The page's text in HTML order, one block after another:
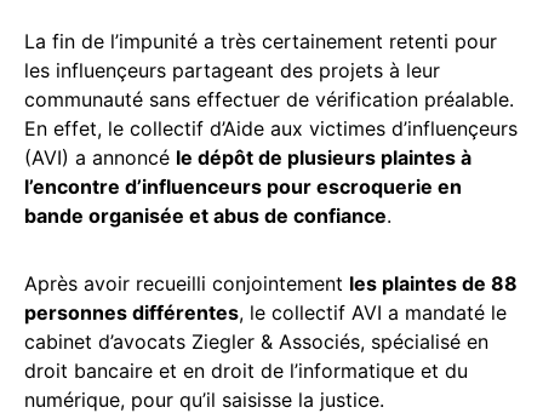
La fin de l’impunité a très certainement retenti pour
les influençeurs partageant des projets à leur
communauté sans effectuer de vérification préalable.
En effet, le collectif d’Aide aux victimes d’influençeurs
(AVI) a annoncé le dépôt de plusieurs plaintes à
l’encontre d’influenceurs pour escroquerie en
bande organisée et abus de confiance.
Après avoir recueilli conjointement les plaintes de 88
personnes différentes, le collectif AVI a mandaté le
cabinet d’avocats Ziegler & Associés, spécialisé en
droit bancaire et en droit de l’informatique et du
numérique, pour qu’il saisisse la justice.